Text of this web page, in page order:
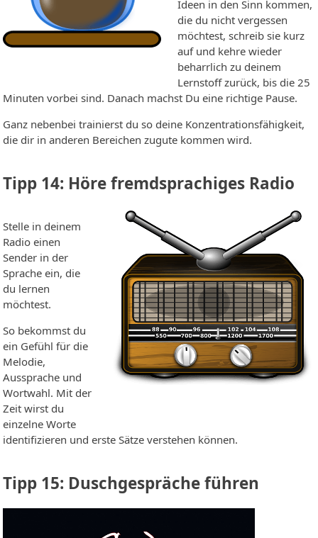
Ideen in den Sinn kommen,
die du nicht vergessen
möchtest, schreib sie kurz
auf und kehre wieder
beharrlich zu deinem
Lernstoff zurück, bis die 25
Minuten vorbei sind. Danach machst Du eine richtige Pause.
Ganz nebenbei trainierst du so deine Konzentrationsfähigkeit,
die dir in anderen Bereichen zugute kommen wird.
Tipp 14: Höre fremdsprachiges Radio
Stelle in deinem
Radio einen
Sender in der
Sprache ein, die
du lernen
möchtest.
So bekommst du
ein Gefühl für die
Melodie,
Aussprache und
Wortwahl. Mit der
Zeit wirst du
einzelne Worte
identifizieren und erste Sätze verstehen können.
Tipp 15: Duschgespräche führen